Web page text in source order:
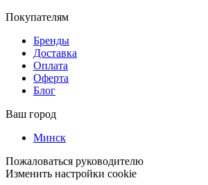
Покупателям
Бренды
Доставка
Оплата
Оферта
Блог
Ваш город
Минск
Пожаловаться руководителю
Изменить настройки cookie